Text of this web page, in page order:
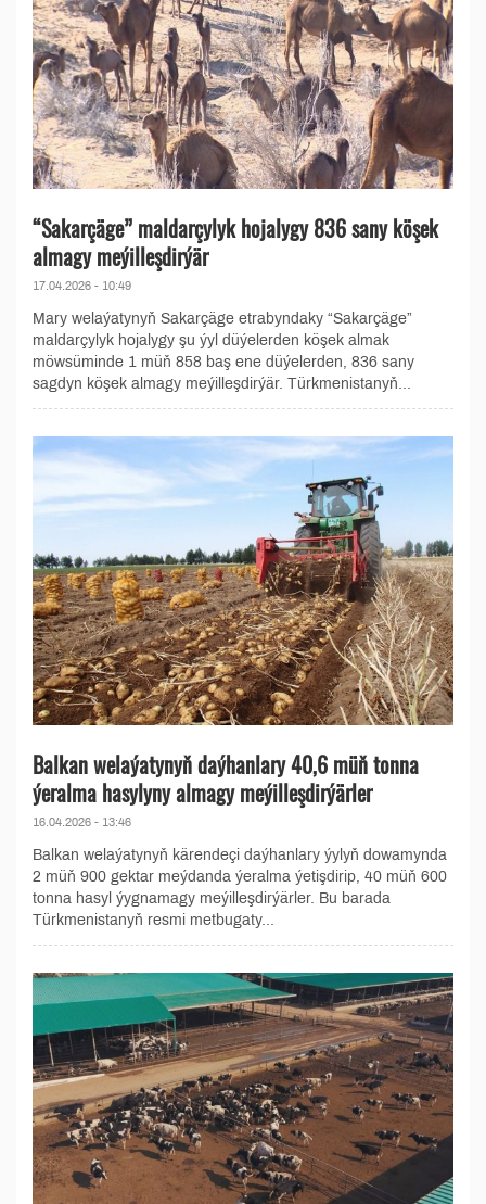
“Sakarçäge” maldarçylyk hojalygy 836 sany köşek
almagy meýilleşdirýär
17.04.2026 - 10:49
Mary welaýatynyň Sakarçäge etrabyndaky “Sakarçäge”
maldarçylyk hojalygy şu ýyl düýelerden köşek almak
möwsüminde 1 müň 858 baş ene düýelerden, 836 sany
sagdyn köşek almagy meýilleşdirýär. Türkmenistanyň...
Balkan welaýatynyň daýhanlary 40,6 müň tonna
ýeralma hasylyny almagy meýilleşdirýärler
16.04.2026 - 13:46
Balkan welaýatynyň kärendeçi daýhanlary ýylyň dowamynda
2 müň 900 gektar meýdanda ýeralma ýetişdirip, 40 müň 600
tonna hasyl ýygnamagy meýilleşdirýärler. Bu barada
Türkmenistanyň resmi metbugaty...